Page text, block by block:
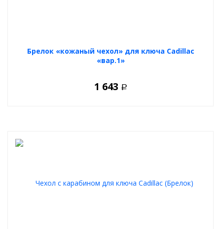
Брелок «кожаный чехол» для ключа Cadillac
«вар.1»
1 643 Р